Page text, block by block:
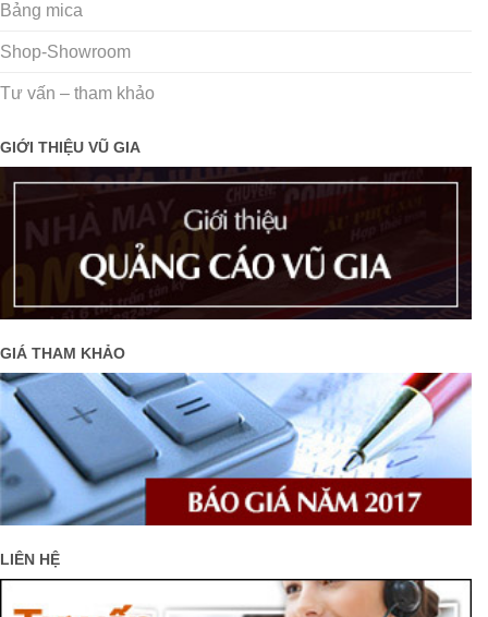
Bảng mica
Shop-Showroom
Tư vấn – tham khảo
GIỚI THIỆU VŨ GIA
GIÁ THAM KHẢO
LIÊN HỆ